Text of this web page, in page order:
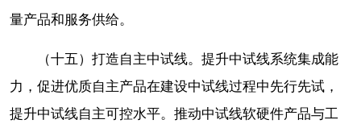
量产品和服务供给。
（十五）打造自主中试线。提升中试线系统集成能
力，促进优质自主产品在建设中试线过程中先行先试，
提升中试线自主可控水平。推动中试线软硬件产品与工